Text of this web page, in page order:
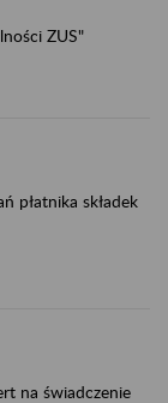
ZUS"
płatnika składek
na świadczenie